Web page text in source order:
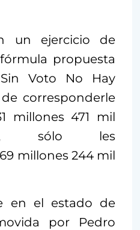
un ejercicio de
propuesta
Voto No Hay
corresponderle
millones 471 mil
sólo les
millones 244 mil
en el estado de
por Pedro